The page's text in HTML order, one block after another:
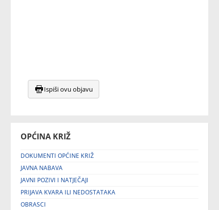
OPĆINA KRIŽ
DOKUMENTI OPĆINE KRIŽ
JAVNA NABAVA
JAVNI POZIVI I NATJEČAJI
PRIJAVA KVARA ILI NEDOSTATAKA
OBRASCI
Ispiši ovu objavu